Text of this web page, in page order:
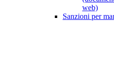
web)
Sanzioni per